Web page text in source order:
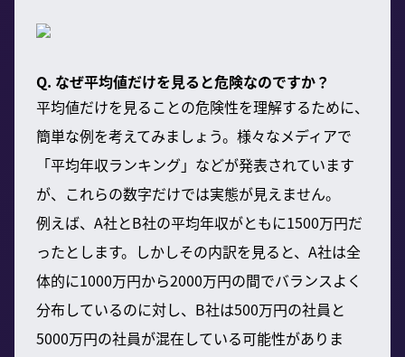
Q. なぜ平均値だけを見ると危険なのですか？
平均値だけを見ることの危険性を理解するために、
簡単な例を考えてみましょう。様々なメディアで
「平均年収ランキング」などが発表されています
が、これらの数字だけでは実態が見えません。
例えば、A社とB社の平均年収がともに1500万円だ
ったとします。しかしその内訳を見ると、A社は全
体的に1000万円から2000万円の間でバランスよく
分布しているのに対し、B社は500万円の社員と
5000万円の社員が混在している可能性がありま